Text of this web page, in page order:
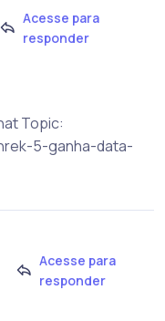
Acesse para
responder
Topic:
5-ganha-data-
Acesse para
responder